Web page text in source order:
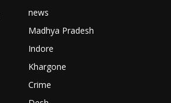
news
Madhya Pradesh
Indore
Khargone
Crime